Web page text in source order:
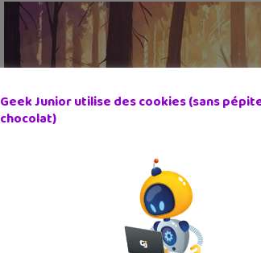
Geek Junior utilise des cookies (sans
chocolat)